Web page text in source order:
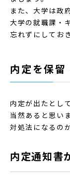
また、大学は政
大学の就職課・
忘れずにしてお
内定を保
内定が出たとし
当然あると思い
対処法になるの
内定通知書